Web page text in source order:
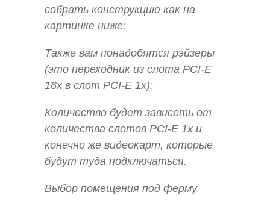
собрать конструкцию как на
картинке ниже:
Также вам понадобятся рэйзеры
(это переходник из слота PCI-E
16x в слот PCI-E 1x):
Количество будет зависеть от
количества слотов PCI-E 1x и
конечно же видеокарт, которые
будут туда подключаться.
Выбор помещения под ферму